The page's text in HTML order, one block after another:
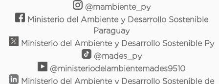
@mambiente_py
Ministerio del Ambiente y Desarrollo Sostenible
Paraguay
Ministerio del Ambiente y Desarrollo Sostenible Py
@mades_py
@ministeriodelambientemades9510
Ministerio del Ambiente y Desarrollo Sostenible de